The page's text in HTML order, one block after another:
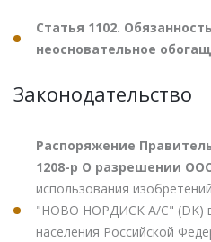
Статья 1102.
неосновательное
Законодательство
Распоряжение
1208-р О разрешении
использования
"НОВО НОРДИСК А/С" (DK) в
населения Российской